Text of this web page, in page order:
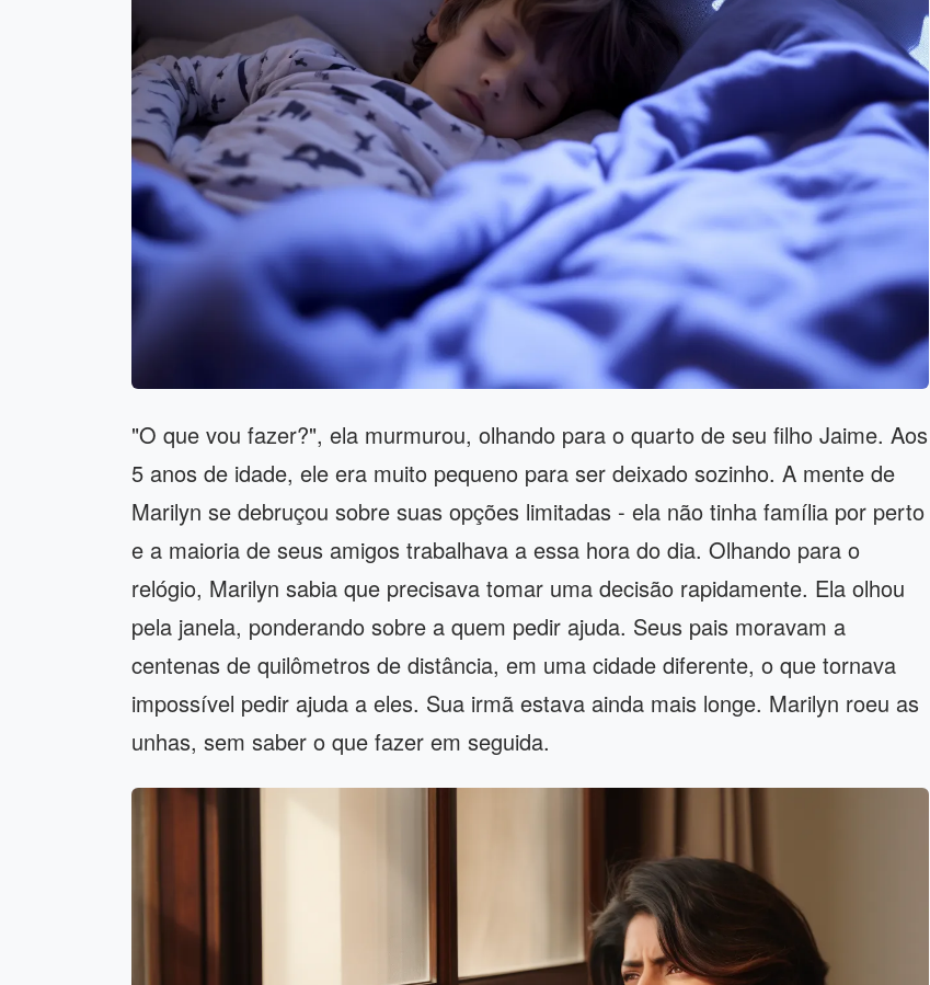
"O que vou fazer?", ela murmurou, olhando para o quarto de seu filho Jaime. Aos
5 anos de idade, ele era muito pequeno para ser deixado sozinho. A mente de
Marilyn se debruçou sobre suas opções limitadas - ela não tinha família por perto
e a maioria de seus amigos trabalhava a essa hora do dia. Olhando para o
relógio, Marilyn sabia que precisava tomar uma decisão rapidamente. Ela olhou
pela janela, ponderando sobre a quem pedir ajuda. Seus pais moravam a
centenas de quilômetros de distância, em uma cidade diferente, o que tornava
impossível pedir ajuda a eles. Sua irmã estava ainda mais longe. Marilyn roeu as
unhas, sem saber o que fazer em seguida.